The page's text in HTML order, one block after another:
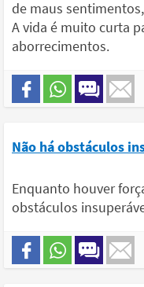
de maus
A vida é muito curta
aborrecimentos.
Não há obstáculos
Enquanto houver
obstáculos